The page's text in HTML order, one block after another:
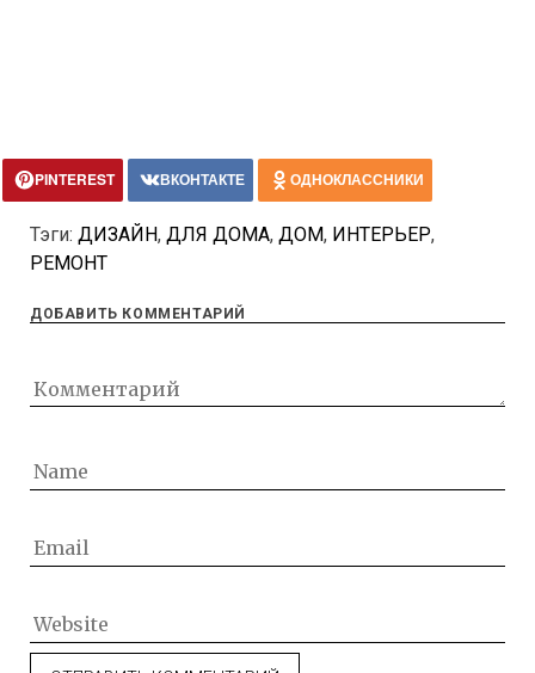
PINTEREST ВКОНТАКТЕ ОДНОКЛАССНИКИ
Тэги: ДИЗАЙН, ДЛЯ ДОМА, ДОМ, ИНТЕРЬЕР,
РЕМОНТ
ДОБАВИТЬ КОММЕНТАРИЙ